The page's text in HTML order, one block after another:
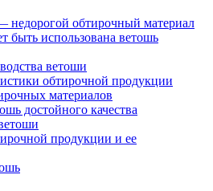
недорогой обтирочный материал
быть использована ветошь
ветоши
обтирочной продукции
материалов
достойного качества
продукции и ее